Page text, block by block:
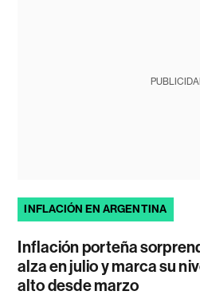
INFLACIÓN EN ARGENTINA
Inflación porteña
alza en julio y marca su
alto desde marzo